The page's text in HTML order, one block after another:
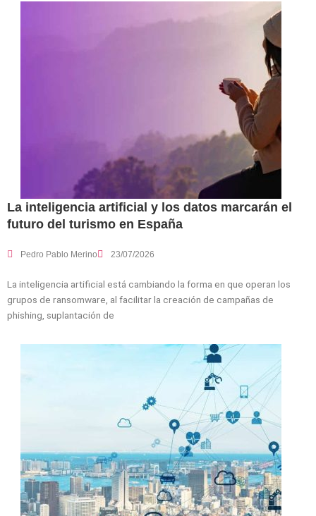
La inteligencia artificial y los datos marcarán el
futuro del turismo en España
Pedro Pablo Merino 23/07/2026
La inteligencia artificial está cambiando la forma en que operan los
grupos de ransomware, al facilitar la creación de campañas de
phishing, suplantación de